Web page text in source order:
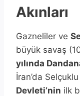
Akınları
Gazneliler ve
büyük savaş
yılında
İran’da
Devleti’nin ilk